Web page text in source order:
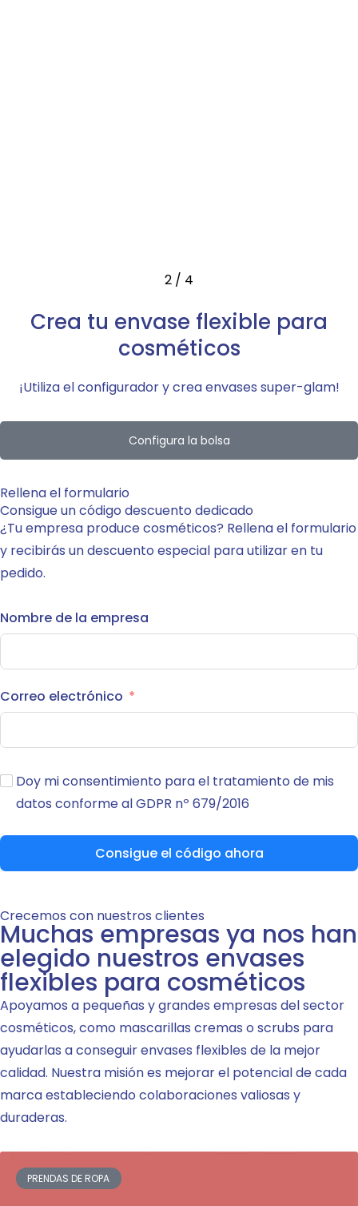
2 / 4
Crea tu envase flexible para
cosméticos
¡Utiliza el configurador y crea envases super-glam!
Configura la bolsa
Rellena el formulario
Consigue un código descuento dedicado
¿Tu empresa produce cosméticos? Rellena el formulario
y recibirás un descuento especial para utilizar en tu
pedido.
Nombre de la empresa
Correo electrónico
Doy mi consentimiento para el tratamiento de mis
datos conforme al GDPR nº 679/2016
Consigue el código ahora
Crecemos con nuestros clientes
Muchas empresas ya nos han
elegido nuestros envases
flexibles para cosméticos
Apoyamos a pequeñas y grandes empresas del sector
cosméticos, como mascarillas cremas o scrubs para
ayudarlas a conseguir envases flexibles de la mejor
calidad. Nuestra misión es mejorar el potencial de cada
marca estableciendo colaboraciones valiosas y
duraderas.
PRENDAS DE ROPA